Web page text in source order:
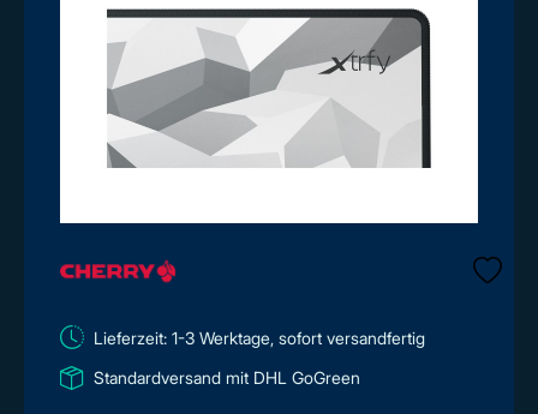
Lieferzeit: 1-3 Werktage, sofort versandfertig
Standardversand mit DHL GoGreen